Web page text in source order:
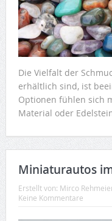
Die Vielfalt der
erhältlich sind, ist
Optionen fühlen sich
Material oder
Miniaturautos
Erstellt von: Mirco
Keine Kommentare